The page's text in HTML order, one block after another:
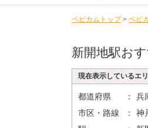
ベビカムトップ > ベビ
新開地駅お
現在表示しているエ
都道府県 兵
市区・路線
神